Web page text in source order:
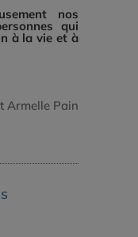
nos
qui
à la vie et à
Armelle Pain